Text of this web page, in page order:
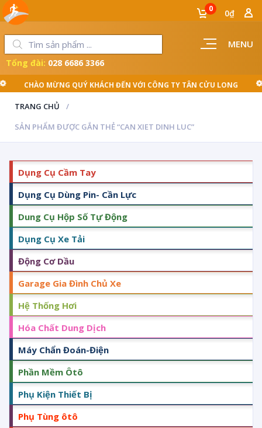
MENU
0 0₫
CHÀO MỪNG QUÝ KHÁCH ĐẾN VỚI CÔNG TY TÂN CỬU LONG
Tổng đài: 028 6686 3366
TRANG CHỦ
SẢN PHẨM ĐƯỢC GẮN THẺ “CAN XIET DINH LUC”
Dụng Cụ Cầm Tay
Dụng Cụ Dùng Pin- Cần Lực
Dung Cụ Hộp Số Tự Động
Dụng Cụ Xe Tải
Động Cơ Dầu
Garage Gia Đình Chủ Xe
Hệ Thống Hơi
Hóa Chất Dung Dịch
Máy Chẩn Đoán-Điện
Phần Mềm Ôtô
Phụ Kiện Thiết Bị
Phụ Tùng ôtô